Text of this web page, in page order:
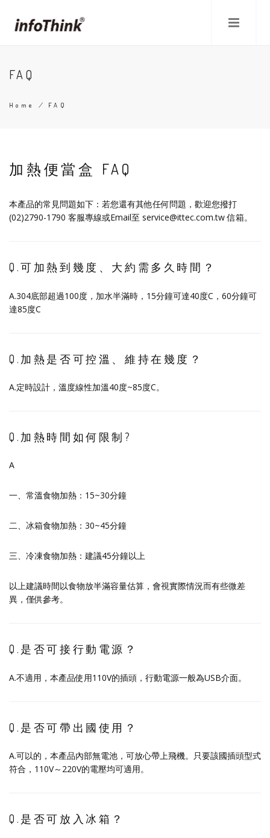
main
FAQ
Home / FAQ
加熱便當盒 FAQ
本產品的常見問題如下：若您還有其他任何問題，歡迎您撥打
(02)2790-1790 客服專線或Email至 service@ittec.com.tw 信箱。
Q.可加熱到幾度、大約需多久時間？
A.304底部超過100度，加水半滿時，15分鐘可達40度C，60分鐘可
達85度C
Q.加熱是否可控溫、維持在幾度？
A.定時設計，溫度線性加溫40度~85度C。
Q.加熱時間如何限制?
A
一、常溫食物加熱：15~30分鐘
二、冰箱食物加熱：30~45分鐘
三、冷凍食物加熱：建議45分鐘以上
以上建議時間以食物放半滿容量估算，會視實際情況而有些微差
異，僅供參考。
Q.是否可接行動電源？
A.不適用，本產品使用110V的插頭，行動電源一般為USB介面。
Q.是否可帶出國使用？
A.可以的，本產品內部無電池，可放心帶上飛機。只要該國插頭型式
符合，110V～220V的電壓均可適用。
Q.是否可放入冰箱？